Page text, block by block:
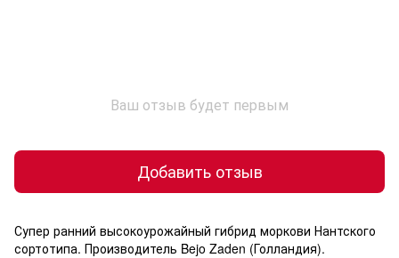
Ваш отзыв будет первым
Добавить отзыв
Супер ранний высокоурожайный гибрид моркови Нантского
сортотипа. Производитель Bejo Zaden (Голландия).